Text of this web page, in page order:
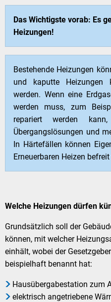
Das Wichtigste vorab: Es
Heizungen!
Bestehende Heizungen
und kaputte Heizungen
werden. Wenn eine
werden muss, zum
repariert werden
Übergangslösungen und
In Härtefällen können
Erneuerbaren Heizen
Welche Heizungen dürfen
Grundsätzlich soll der
können, mit welcher
einhält, wobei der
beispielhaft benannt hat:
Hausübergabestation zum
elektrisch angetriebene